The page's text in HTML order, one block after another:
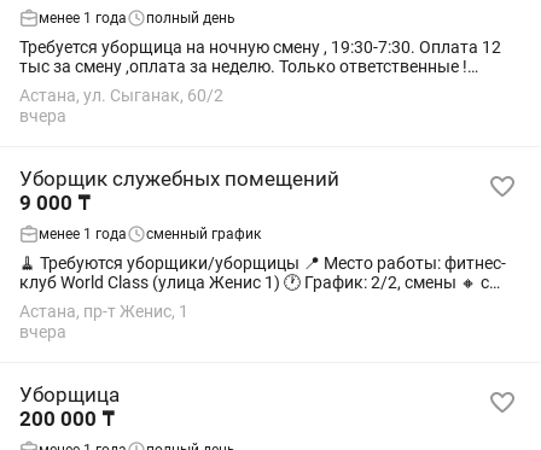
менее 1 года полный день
Требуется уборщица на ночную смену , 19:30-7:30. Оплата 12
тыс за смену ,оплата за неделю. Только ответственные !
Работа будет проверяться. Подработка по вызову. От 21 года
Астана, ул. Сыганак, 60/2
вчера
Уборщик служебных помещений
9 000 ₸
менее 1 года сменный график
🧹 Требуются уборщики/уборщицы 📍 Место работы: фитнес-
клуб World Class (улица Женис 1) 🕐 График: 2/2, смены 🔸 с
08:00 до 20:00 — стандартная уборка С 20:00 до 08:00-ночная
уборка 💸 Оплата:...
Астана, пр-т Женис, 1
вчера
Уборщица
200 000 ₸